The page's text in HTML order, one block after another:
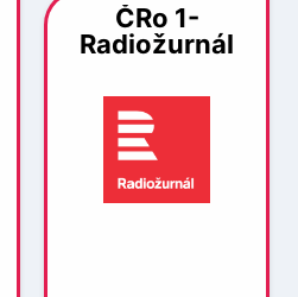
ČRo 1-
Radiožurnál